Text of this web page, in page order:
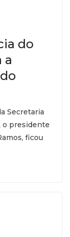
do
a
Secretaria
o presidente
ficou